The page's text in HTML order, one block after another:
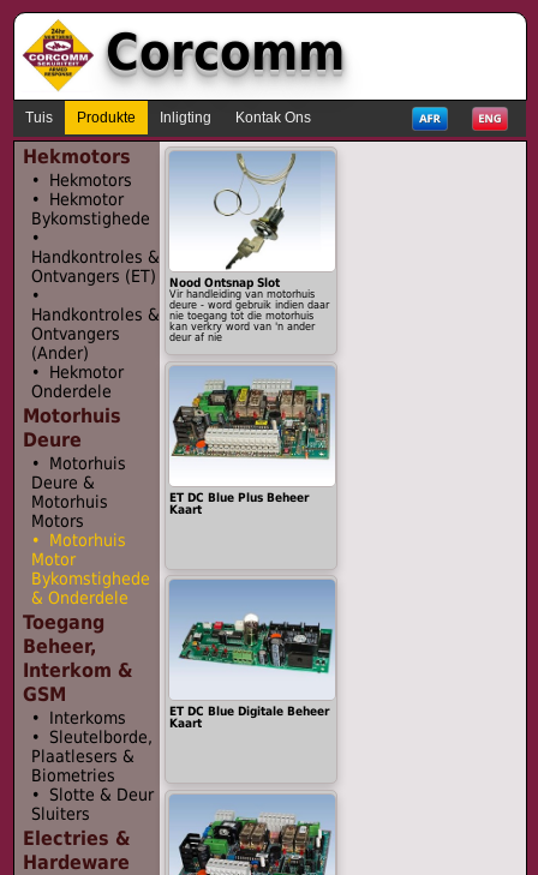
Corcomm
Tuis Produkte Inligting Kontak Ons
Hekmotors
• Hekmotors
• Hekmotor
Bykomstighede
•
Handkontroles &
Ontvangers (ET)
•
Handkontroles &
Ontvangers
(Ander)
• Hekmotor
Onderdele
Motorhuis
Deure
• Motorhuis
Deure &
Motorhuis
Motors
• Motorhuis
Motor
Bykomstighede
& Onderdele
Toegang
Beheer,
Interkom &
GSM
• Interkoms
• Sleutelborde,
Plaatlesers &
Biometries
• Slotte & Deur
Sluiters
Electries &
Hardeware
Nood Ontsnap Slot
Vir handleiding van motorhuis
deure - word gebruik indien daar
nie toegang tot die motorhuis
kan verkry word van 'n ander
deur af nie
ET DC Blue Plus Beheer
Kaart
ET DC Blue Digitale Beheer
Kaart